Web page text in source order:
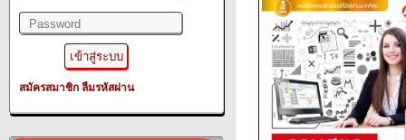
สมัครสมาชิก ลืมรหัสผ่าน